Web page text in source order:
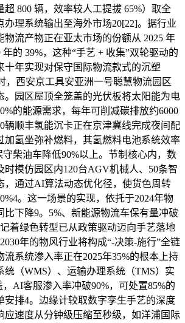
超 800 辆，效率较人工提拔 65%）取全
办理系统输出至海外市场20[22]。据行业
物流产物正在亚太市场的份额从 2025 年
年的 39%，这种“手艺 + 收集”双轮驱动的
十年实现对保守国际物流款式的沉塑
，西安京工具安亚洲一号聪慧物流园区
。园区屋顶全笼盖的光伏板将太阳能为电
的能源需求，每年可削减碳排放约6000
辆顺丰氢能沉卡正在京津冀线完成夜间配
加氢坐弥补燃料，其氢燃料电池系统效率
守柴油车降低90%以上。节制核心内，数
时模仿园区内120台AGV机械人、50条智
，通过AI算法动态优化径，使货色周转
。这一场景的实现，依托于2024年物
比下降9。5%、新能源物流车保有量冲破
着绿色转型已从政策驱动迈向手艺落地
年的物风行业将构成“-决策-施行”全链
系统渗入率正在2025年35%的根本上持
统（WMS）、运输办理系统（TMS）实
AI客服渗入率冲破90%，可处置85%的
安排4。边缘计较取数字孪生手艺的深度
应速度从分钟级压缩至秒级，如洋浦国际